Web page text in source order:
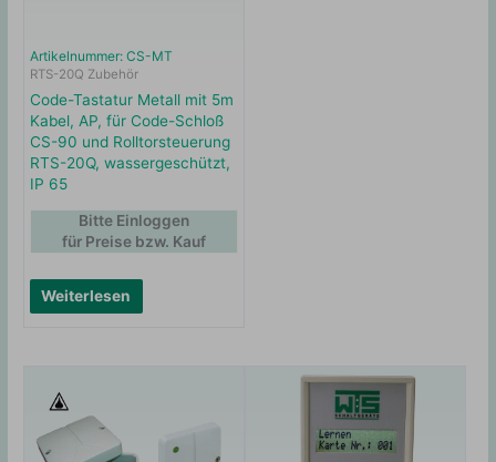
Artikelnummer: CS-MT
RTS-20Q Zubehör
Code-Tastatur Metall mit 5m
Kabel, AP, für Code-Schloß
CS-90 und Rolltorsteuerung
RTS-20Q, wassergeschützt,
IP 65
Weiterlesen
Bitte Einloggen
für Preise bzw. Kauf